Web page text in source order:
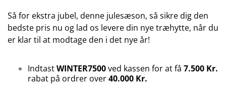
Så for ekstra jubel, denne julesæson, så sikre dig den
bedste pris nu og lad os levere din nye træhytte, når du
er klar til at modtage den i det nye år!
IndtastWINTER7500ved kassen for at få 7.500 Kr.
rabat på ordrer over40.000 Kr.